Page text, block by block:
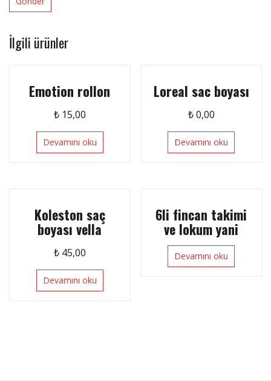
İlgili ürünler
Emotion rollon
₺15,00
Devamını oku
Loreal sac boyası
₺0,00
Devamını oku
Koleston saç
boyası vella
₺45,00
Devamını oku
6li fincan takimi
ve lokum yani
Devamını oku